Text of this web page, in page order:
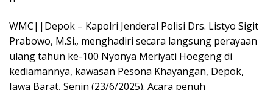
WMC||Depok – Kapolri Jenderal Polisi Drs. Listyo Sigit
Prabowo, M.Si., menghadiri secara langsung perayaan
ulang tahun ke-100 Nyonya Meriyati Hoegeng di
kediamannya, kawasan Pesona Khayangan, Depok,
Jawa Barat, Senin (23/6/2025). Acara penuh